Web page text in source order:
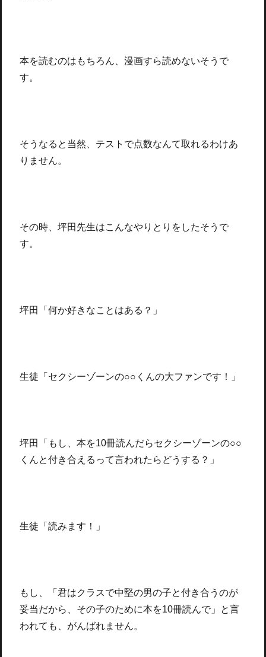
本を読むのはもちろん、漫画すら読めないそうで
す。
そうなると当然、テストで点数なんて取れるわけあ
りません。
その時、坪田先生はこんなやりとりをしたそうで
す。
坪田「何か好きなことはある？」
生徒「セクシーゾーンの○○くんの大ファンです！」
坪田「もし、本を10冊読んだらセクシーゾーンの○○
くんと付き合えるって言われたらどうする？」
生徒「読みます！」
もし、「君はクラスで中堅の男の子と付き合うのが
妥当だから、その子のために本を10冊読んで」と言
われても、がんばれません。